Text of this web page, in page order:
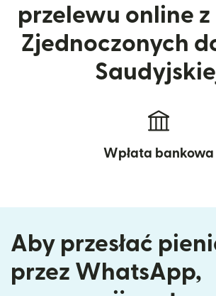
przelewu online
Zjednoczonych
Wpłata bankowa
Aby przesłać
przez WhatsApp,